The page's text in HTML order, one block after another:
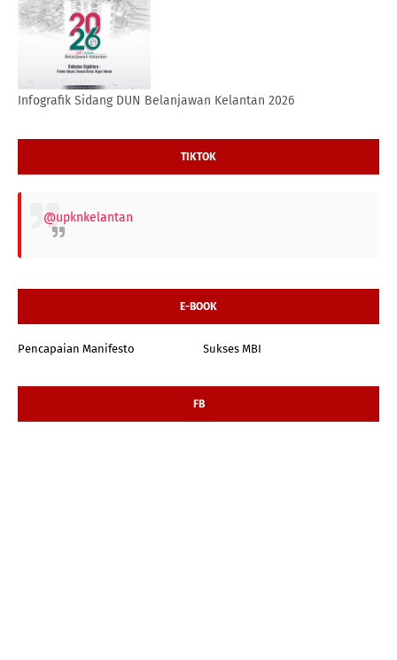
Infografik Sidang DUN Belanjawan Kelantan 2026
TIKTOK
@upknkelantan
E-BOOK
Pencapaian Manifesto Sukses MBI
FB